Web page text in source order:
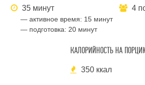
35 минут
— активное время: 15 минут
— подготовка: 20 минут
4
КАЛОРИЙНОСТЬ НА
350 ккал